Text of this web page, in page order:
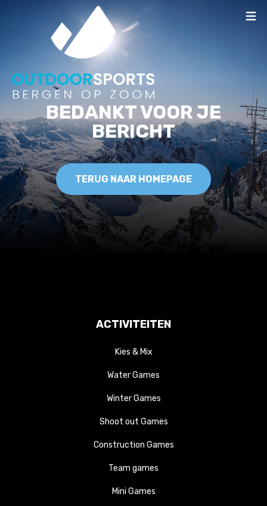
BEDANKT VOOR JE
BERICHT
TERUG NAAR HOMEPAGE
ACTIVITEITEN
Kies & Mix
Water Games
Winter Games
Shoot out Games
Construction Games
Team games
Mini Games